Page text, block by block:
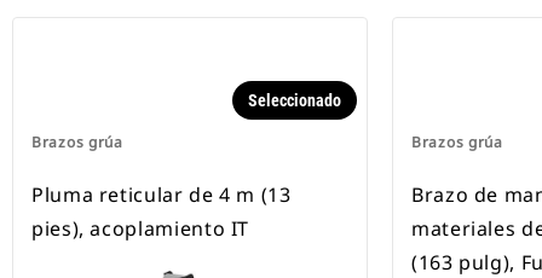
Brazos grúa
Seleccionado
Pluma reticular de 4 m (13
pies), acoplamiento IT
Brazos grúa
Brazo de
materiales
(163 pulg),